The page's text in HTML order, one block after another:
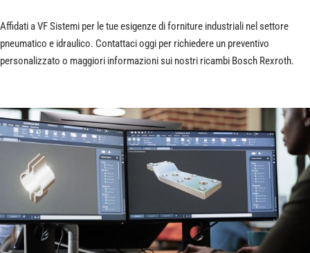
Affidati a VF Sistemi per le tue esigenze di forniture industriali nel settore
pneumatico e idraulico. Contattaci oggi per richiedere un preventivo
personalizzato o maggiori informazioni sui nostri ricambi Bosch Rexroth.